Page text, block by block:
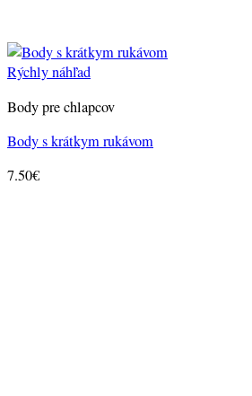
Rýchly náhľad
Body pre chlapcov
Body s krátkym rukávom
7.50€